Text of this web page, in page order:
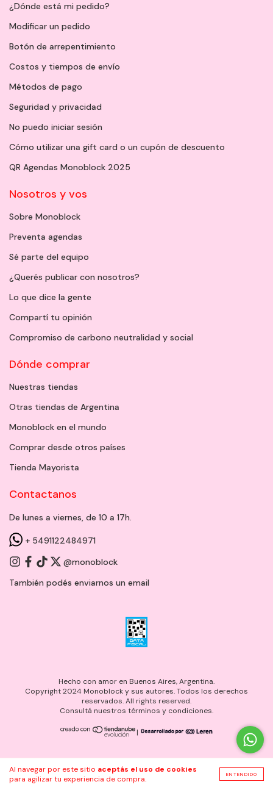
Al navegar por este sitio aceptás el uso de cookies
para agilizar tu experiencia de compra.
ENTENDIDO
¿Dónde está mi pedido?
Modificar un pedido
Botón de arrepentimiento
Costos y tiempos de envío
Métodos de pago
Seguridad y privacidad
No puedo iniciar sesión
Cómo utilizar una gift card o un cupón de descuento
QR Agendas Monoblock 2025
Nosotros y vos
Sobre Monoblock
Preventa agendas
Sé parte del equipo
¿Querés publicar con nosotros?
Lo que dice la gente
Compartí tu opinión
Compromiso de carbono neutralidad y social
Dónde comprar
Nuestras tiendas
Otras tiendas de Argentina
Monoblock en el mundo
Comprar desde otros países
Tienda Mayorista
Contactanos
De lunes a viernes, de 10 a 17h.
+ 5491122484971
@monoblock
También podés enviarnos un email
Hecho con amor en Buenos Aires, Argentina.
Copyright 2024 Monoblock y sus autores. Todos los derechos
reservados. All rights reserved.
Consultá nuestros términos y condiciones.
|